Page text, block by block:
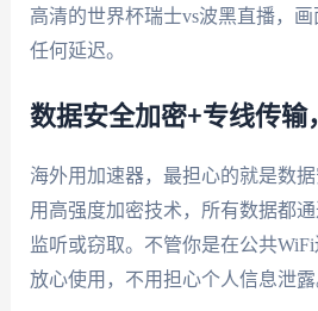
高清的世界杯瑞士vs波黑直播，
任何延迟。
数据安全加密+专线传输
海外用加速器，最担心的就是数据
用高强度加密技术，所有数据都
监听或窃取。不管你是在公共
放心使用，不用担心个人信息泄露